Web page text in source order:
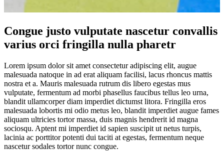
Congue justo vulputate nascetur convallis
varius orci fringilla nulla pharetr
Lorem ipsum dolor sit amet consectetur adipiscing elit, augue
malesuada natoque in ad erat aliquam facilisi, lacus rhoncus mattis
nostra et a. Mauris malesuada rutrum dis libero egestas mus
vulputate, fermentum ad morbi phasellus faucibus tellus leo urna,
blandit ullamcorper diam imperdiet dictumst litora. Fringilla eros
malesuada lobortis mi odio metus leo, blandit imperdiet augue fames
aliquam ultricies tortor massa, duis magnis hendrerit id magna
sociosqu. Aptent mi imperdiet id sapien suscipit ut netus turpis,
lacinia ac porttitor potenti dui taciti at egestas, fermentum neque
nascetur sodales tortor nunc congue.